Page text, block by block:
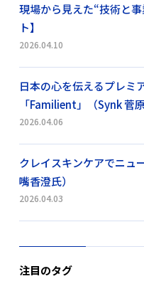
現場から見えた“技術と
ト】
2026.04.10
日本の心を伝えるプレミ
「Familient」（Synk 菅
2026.04.06
クレイスキンケアでニュ
嘴香澄氏）
2026.04.03
注目のタグ